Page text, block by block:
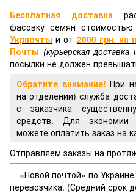
Бесплатная доставка
фасовку семян
Укрпочты и от 2000 грн. на
Почты (курьерская доставка
посылки не должен
Обратите внимание!При
на отделении) служба
с заказчика
средств. Для экономии
можете оплатить заказ на
Отправляем заказы на
«Новой почтой» по
перевозчика. (Средний срок